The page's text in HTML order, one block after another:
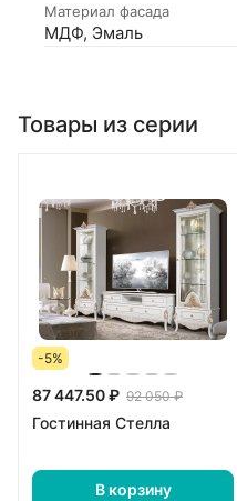
Материал фасада
МДФ, Эмаль
Товары из серии
-5%
87 447.50 ₽ 92 050 ₽
Гостинная Стелла
В корзину